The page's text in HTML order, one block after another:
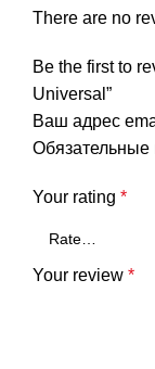
There are no
Be the first to
Universal”
Ваш адрес
Your rating *
Your review *